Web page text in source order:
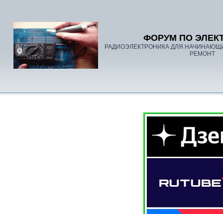
ФОРУМ ПО
РАДИОЭЛЕКТРОНИКА ДЛЯ
РЕМОНТ